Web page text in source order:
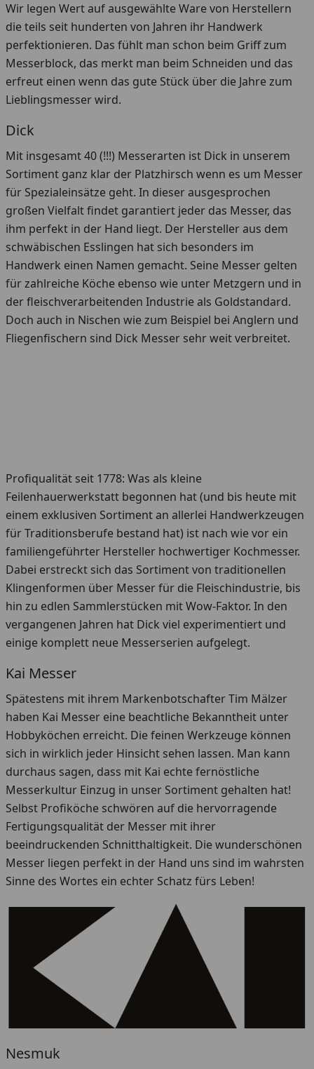
Wir legen Wert auf ausgewählte Ware von Herstellern
die teils seit hunderten von Jahren ihr Handwerk
perfektionieren. Das fühlt man schon beim Griff zum
Messerblock, das merkt man beim Schneiden und das
erfreut einen wenn das gute Stück über die Jahre zum
Lieblingsmesser wird.
Dick
Mit insgesamt 40 (!!!) Messerarten ist Dick in unserem
Sortiment ganz klar der Platzhirsch wenn es um Messer
für Spezialeinsätze geht. In dieser ausgesprochen
großen Vielfalt findet garantiert jeder das Messer, das
ihm perfekt in der Hand liegt. Der Hersteller aus dem
schwäbischen Esslingen hat sich besonders im
Handwerk einen Namen gemacht. Seine Messer gelten
für zahlreiche Köche ebenso wie unter Metzgern und in
der fleischverarbeitenden Industrie als Goldstandard.
Doch auch in Nischen wie zum Beispiel bei Anglern und
Fliegenfischern sind Dick Messer sehr weit verbreitet.
Profiqualität seit 1778: Was als kleine
Feilenhauerwerkstatt begonnen hat (und bis heute mit
einem exklusiven Sortiment an allerlei Handwerkzeugen
für Traditionsberufe bestand hat) ist nach wie vor ein
familiengeführter Hersteller hochwertiger Kochmesser.
Dabei erstreckt sich das Sortiment von traditionellen
Klingenformen über Messer für die Fleischindustrie, bis
hin zu edlen Sammlerstücken mit Wow-Faktor. In den
vergangenen Jahren hat Dick viel experimentiert und
einige komplett neue Messerserien aufgelegt.
Kai Messer
Spätestens mit ihrem Markenbotschafter Tim Mälzer
haben Kai Messer eine beachtliche Bekanntheit unter
Hobbyköchen erreicht. Die feinen Werkzeuge können
sich in wirklich jeder Hinsicht sehen lassen. Man kann
durchaus sagen, dass mit Kai echte fernöstliche
Messerkultur Einzug in unser Sortiment gehalten hat!
Selbst Profiköche schwören auf die hervorragende
Fertigungsqualität der Messer mit ihrer
beeindruckenden Schnitthaltigkeit. Die wunderschönen
Messer liegen perfekt in der Hand uns sind im wahrsten
Sinne des Wortes ein echter Schatz fürs Leben!
Nesmuk